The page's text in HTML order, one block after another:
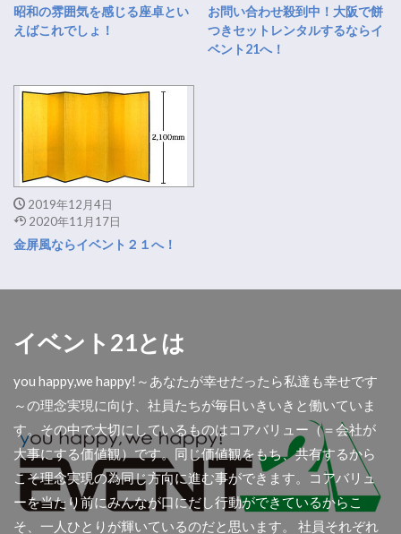
昭和の雰囲気を感じる座卓とい
えばこれでしょ！
お問い合わせ殺到中！大阪で餅
つきセットレンタルするならイ
ベント21へ！
2019年12月4日
2020年11月17日
金屏風ならイベント２１へ！
イベント21とは
you happy,we happy!～あなたが幸せだったら私達も幸せです
～の理念実現に向け、社員たちが毎日いきいきと働いていま
す。その中で大切にしているものはコアバリュー（＝会社が
大事にする価値観）です。同じ価値観をもち、共有するから
こそ理念実現の為同じ方向に進む事ができます。コアバリュ
ーを当たり前にみんなが口にだし行動ができているからこ
そ、一人ひとりが輝いているのだと思います。 社員それぞれ